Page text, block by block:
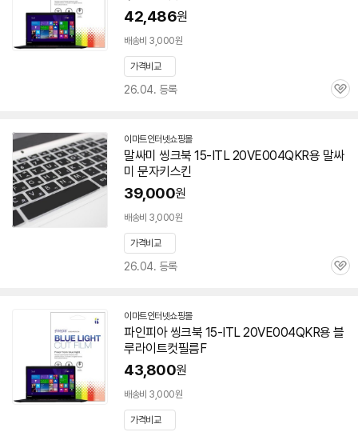
42,486원
배송비 3,000원
가격비교
26.04. 등록
관
이마트인터넷쇼핑몰
말싸미 씽크북 15-ITL 20VE004QKR용 말싸
미 문자키스킨
39,000원
배송비 3,000원
가격비교
26.04. 등록
관
이마트인터넷쇼핑몰
파인피아 씽크북 15-ITL 20VE004QKR용 블
루라이트컷필름F
43,800원
배송비 3,000원
가격비교